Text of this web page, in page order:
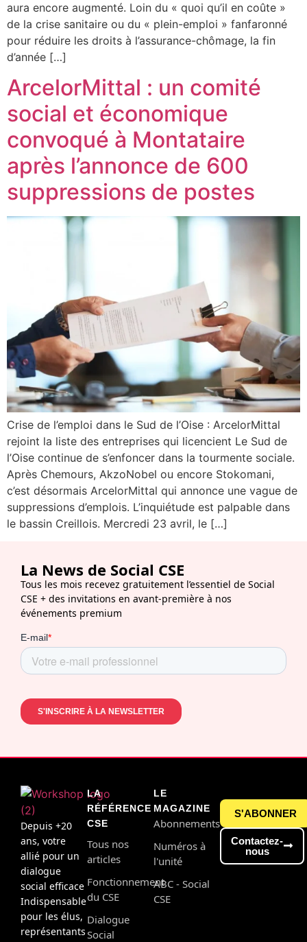
aura encore augmenté. Loin du « quoi qu’il en coûte »
de la crise sanitaire ou du « plein-emploi » fanfaronné
pour réduire les droits à l’assurance-chômage, la fin
d’année […]
ArcelorMittal : un comité
social et économique
convoqué à Montataire
après l’annonce de 600
suppressions de postes
Crise de l’emploi dans le Sud de l’Oise : ArcelorMittal
rejoint la liste des entreprises qui licencient Le Sud de
l’Oise continue de s’enfoncer dans la tourmente sociale.
Après Chemours, AkzoNobel ou encore Stokomani,
c’est désormais ArcelorMittal qui annonce une vague de
suppressions d’emplois. L’inquiétude est palpable dans
le bassin Creillois. Mercredi 23 avril, le […]
La News de Social CSE
Tous les mois recevez gratuitement l’essentiel de Social
CSE + des invitations en avant-première à nos
événements premium
Depuis +20
ans, votre
allié pour un
dialogue
social efficace
Indispensable
pour les élus,
représentants
LA
RÉFÉRENCE
CSE
Tous nos
articles
Fonctionnement
du CSE
Dialogue
Social
LE
MAGAZINE
Abonnements
Numéros à
l'unité
ABC - Social
CSE
S'ABONNER
Contactez-
nous